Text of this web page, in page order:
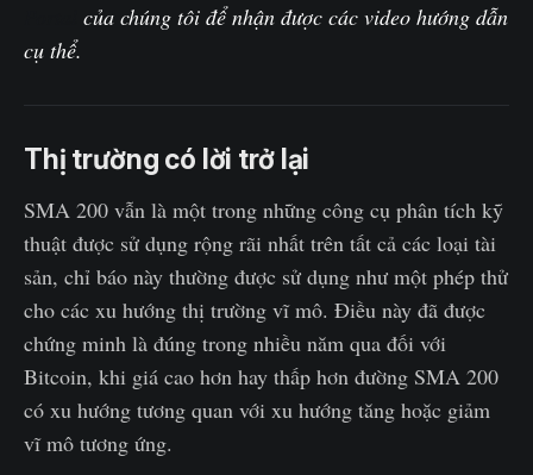
của chúng tôi để nhận được các video hướng dẫn
cụ thể.
Thị trường có lời trở lại
SMA 200 vẫn là một trong những công cụ phân tích kỹ
thuật được sử dụng rộng rãi nhất trên tất cả các loại tài
sản, chỉ báo này thường được sử dụng như một phép thử
cho các xu hướng thị trường vĩ mô. Điều này đã được
chứng minh là đúng trong nhiều năm qua đối với
Bitcoin, khi giá cao hơn hay thấp hơn đường SMA 200
có xu hướng tương quan với xu hướng tăng hoặc giảm
vĩ mô tương ứng.